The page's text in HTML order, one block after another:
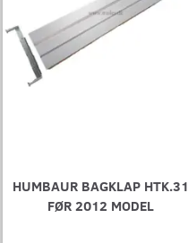
HUMBAUR BAGKLAP HTK.31
FØR 2012 MODEL